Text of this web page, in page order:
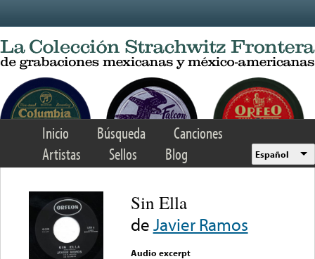
Inicio Búsqueda
Canciones
Artistas
Sellos Blog Español
Sin Ella
deJavier Ramos
Audio excerpt